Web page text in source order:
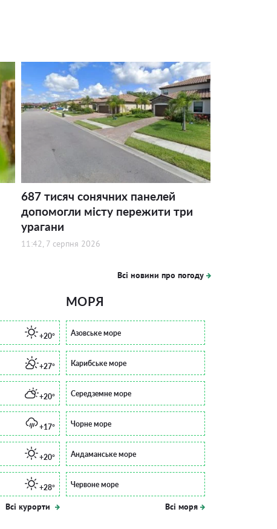
687 тисяч сонячних панелей
допомогли місту пережити три
урагани
11:42, 7 серпня 2026
Всі новини про погоду
+20°
+27°
+20°
+17°
+20°
+28°
Всі курорти
МОРЯ
Азовське море
Карибське море
Середземне море
Чорне море
Андаманське море
Червоне море
Всі моря